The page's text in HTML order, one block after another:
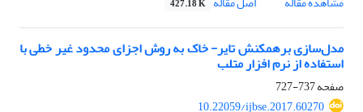
427.18 K
مدل‌سازی برهمکنش تایر- خاک به روش اجزای محدود غیر خطی با
استفاده از نرم افزار متلب
صفحه737-727
10.22059/ijbse.2017.60270